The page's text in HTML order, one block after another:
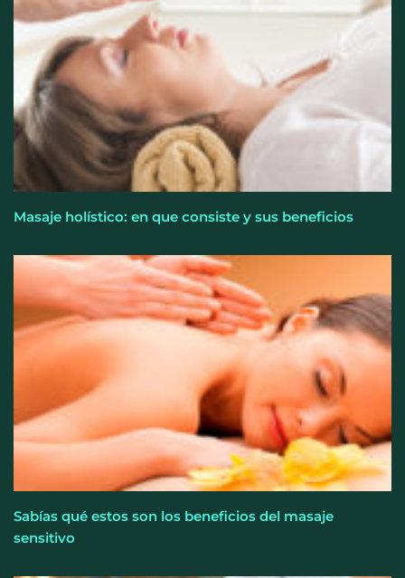
Masaje holístico: en que consiste y sus beneficios
Sabías qué estos son los beneficios del masaje
sensitivo